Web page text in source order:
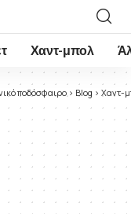
Χαντ-μπολ
ποδόσφαιρο> Blog > Χαντ-